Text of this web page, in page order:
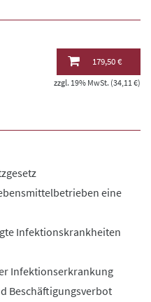
179,50 €
zzgl. 19% MwSt. (34,11 €)
eine
Infektionskrankheiten
Infektionserkrankung
Beschäftigungsverbot